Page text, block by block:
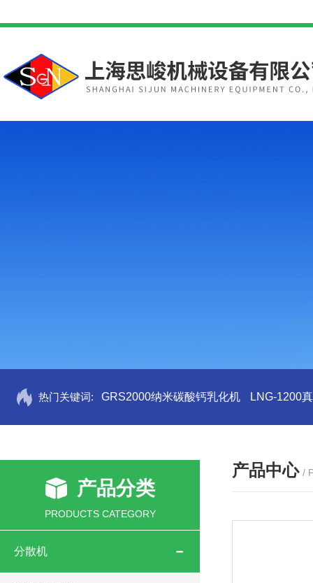
热门关键词: GRS2000纳米碳酸钙乳化机 LNG-1200
产品分类
PRODUCTS CATEGORY
分散机
产品中心 /